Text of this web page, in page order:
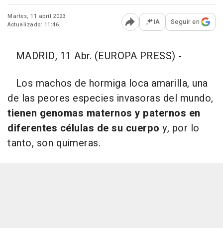
Martes, 11 abril 2023
Actualizado: 11:46
Abrir opciones para
IA Seguir en
MADRID, 11 Abr. (EUROPA PRESS) -
Los machos de hormiga loca amarilla, una
de las peores especies invasoras del mundo,
tienen genomas maternos y paternos en
diferentes células de su cuerpo y, por lo
tanto, son quimeras.